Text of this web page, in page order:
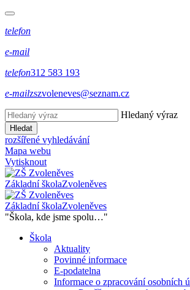
telefon
e-mail
telefon312 583 193
e-mailzszvoleneves@seznam.cz
Hledaný výraz
Hledat
rozšířené vyhledávání
Mapa webu
Vytisknout
Základní školaZvoleněves
Základní školaZvoleněves
"Škola, kde jsme spolu…"
Škola
Aktuality
Povinné informace
E-podatelna
Informace o zpracování osobních